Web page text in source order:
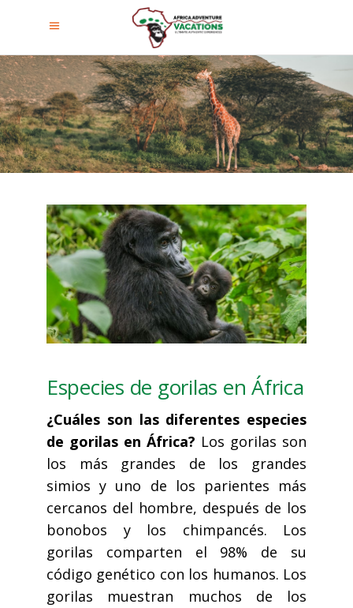
Especies de gorilas en África
¿Cuáles son las diferentes especies
de gorilas en África? Los gorilas son
los más grandes de los grandes
simios y uno de los parientes más
cercanos del hombre, después de los
bonobos y los chimpancés. Los
gorilas comparten el 98% de su
código genético con los humanos. Los
gorilas muestran muchos de los